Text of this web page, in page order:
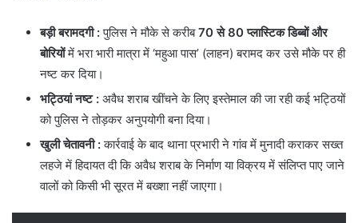
बड़ी बरामदगी :पुलिस ने मौके से करीब70 से 80 प्लास्टिक डिब्बों और
बोरियोंमें भरा भारी मात्रा में ‘महुआ पास’ (लाहन) बरामद कर उसे मौके पर ही
नष्ट कर दिया।
भट्ठियां नष्ट : अवैध शराब खींचने के लिए इस्तेमाल की जा रही कई भट्ठियों
को पुलिस ने तोड़कर अनुपयोगी बना दिया।
खुली चेतावनी :कार्रवाई के बाद थाना प्रभारी ने गांव में मुनादी कराकर सख्त
लहजे में हिदायत दी कि अवैध शराब के निर्माण या विक्रय में संलिप्त पाए जाने
वालों को किसी भी सूरत में बख्शा नहीं जाएगा।